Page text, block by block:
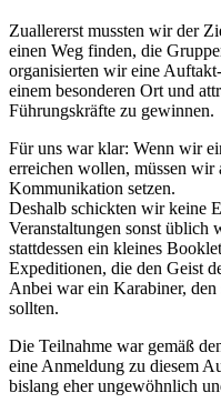
Zuallererst mussten wir der
einen Weg finden, die
organisierten wir eine
einem besonderen Ort und
Führungskräfte zu gewinnen.
Für uns war klar: Wenn wir
erreichen wollen, müssen
Kommunikation setzen.
Deshalb schickten wir keine
Veranstaltungen sonst üblich
stattdessen ein kleines
Expeditionen, die den Geist
Anbei war ein Karabiner,
sollten.
Die Teilnahme war gemäß
eine Anmeldung zu diesem
bislang eher ungewöhnlich